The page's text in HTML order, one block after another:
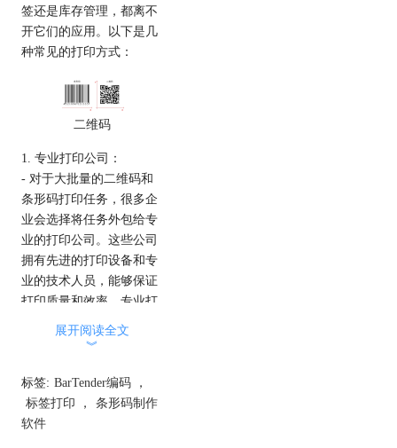
签还是库存管理，都离不
开它们的应用。以下是几
种常见的打印方式：
二维码
1. 专业打印公司：
- 对于大批量的二维码和
条形码打印任务，很多企
业会选择将任务外包给专
业的打印公司。这些公司
拥有先进的打印设备和专
业的技术人员，能够保证
打印质量和效率。专业打
印公司通常可以提供不同
材质和尺寸的标签，以满
2. 自购打印设备：
- 如果打印需求频繁且数
量较多，购买一台专用的
展开阅读全文
︾
标签: BarTender编码
，
标签打印
，
条形码制作
软件